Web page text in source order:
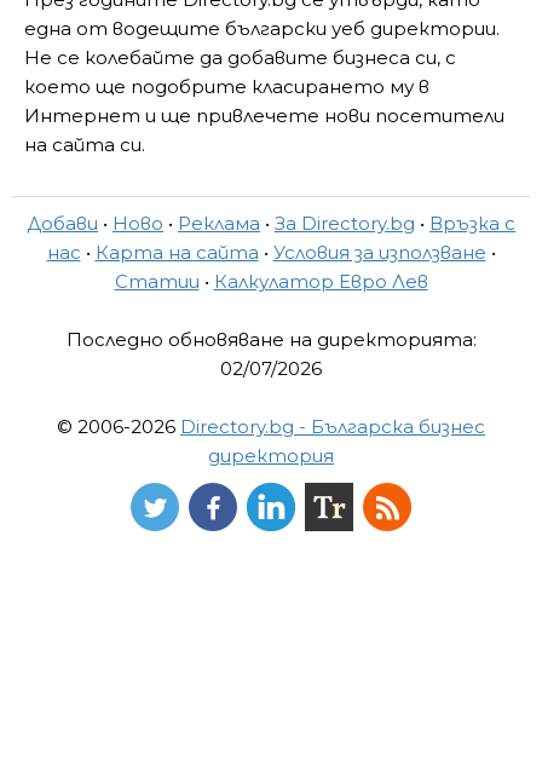
една от водещите български уеб директории.
Не се колебайте да добавите бизнеса си, с
което ще подобрите класирането му в
Интернет и ще привлечете нови посетители
на сайта си.
Добави • Ново • Реклама • За Directory.bg • Връзка с
нас • Карта на сайта • Условия за използване •
Статии • Калкулатор Евро Лев
Последно обновяване на директорията:
02/07/2026
© 2006-2026 Directory.bg - Българска бизнес
директория